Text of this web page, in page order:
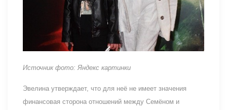
Источник фото: Яндекс картинки
Эвелина утверждает, что для неё не имеет значения
финансовая сторона отношений между Семёном и